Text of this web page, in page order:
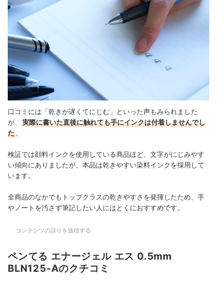
口コミには「乾きが遅くてにじむ」といった声もみられました
が、
実際に書いた直後に触れても手にインクは付着しませんでし
た 。
検証では顔料インクを使用している商品ほど、文字がにじみやす
い傾向にありましたが、本品は乾きやすい染料インクを採用して
います。
全商品のなかでもトップクラスの乾きやすさを発揮したため、手
やノートを汚さず筆記したい人にはとくにおすすめです。
コンテンツの誤りを送信する
ペンてる エナージェル エス 0.5mm
BLN125-Aのクチコミ